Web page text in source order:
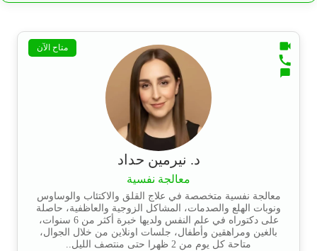
متاح الآن
د. نيرمين حداد
معالجة نفسية
معالجة نفسية متخصصة في علاج القلق والاكتئاب والوساوس
ونوبات الهلع والصدمات، المشاكل الزوجية والعاظفية، حاصلة
على دكتوراه في علم النفس ولديها خبرة أكثر من 6 سنوات،
بالغين ومراهقين وأطفال، جلسات اونلاين من خلال الجوال،
متاحة كل يوم من 2 ظهرا حتى منتصف الليل..